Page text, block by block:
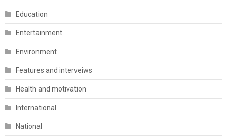
Education
Entertainment
Environment
Features and interveiws
Health and motivation
International
National